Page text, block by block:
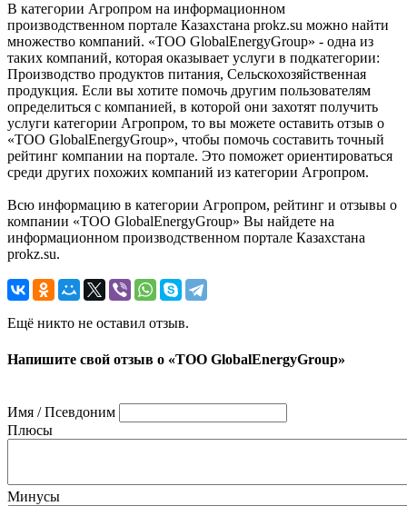
В категории Агропром на информационном
производственном портале Казахстана prokz.su можно найти
множество компаний. «ТОО GlobalEnergyGroup» - одна из
таких компаний, которая оказывает услуги в подкатегории:
Производство продуктов питания, Сельскохозяйственная
продукция. Если вы хотите помочь другим пользователям
определиться с компанией, в которой они захотят получить
услуги категории Агропром, то вы можете оставить отзыв о
«ТОО GlobalEnergyGroup», чтобы помочь составить точный
рейтинг компании на портале. Это поможет ориентироваться
среди других похожих компаний из категории Агропром.
Всю информацию в категории Агропром, рейтинг и отзывы о
компании «ТОО GlobalEnergyGroup» Вы найдете на
информационном производственном портале Казахстана
prokz.su.
Ещё никто не оставил отзыв.
Напишите свой отзыв о «ТОО GlobalEnergyGroup»
Имя / Псевдоним
Плюсы
Минусы